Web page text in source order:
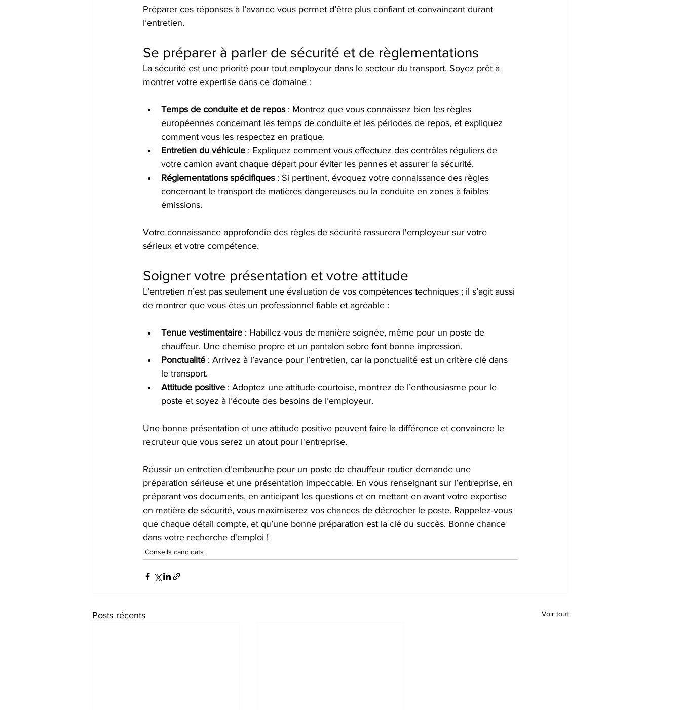
Préparer ces réponses à l’avance vous permet d’être plus confiant et convaincant durant
l’entretien.
Se préparer à parler de sécurité et de règlementations
La sécurité est une priorité pour tout employeur dans le secteur du transport. Soyez prêt à
montrer votre expertise dans ce domaine :
Temps de conduite et de repos : Montrez que vous connaissez bien les règles
européennes concernant les temps de conduite et les périodes de repos, et expliquez
comment vous les respectez en pratique.
Entretien du véhicule : Expliquez comment vous effectuez des contrôles réguliers de
votre camion avant chaque départ pour éviter les pannes et assurer la sécurité.
Réglementations spécifiques : Si pertinent, évoquez votre connaissance des règles
concernant le transport de matières dangereuses ou la conduite en zones à faibles
émissions.
Votre connaissance approfondie des règles de sécurité rassurera l'employeur sur votre
sérieux et votre compétence.
Soigner votre présentation et votre attitude
L’entretien n’est pas seulement une évaluation de vos compétences techniques ; il s’agit aussi
de montrer que vous êtes un professionnel fiable et agréable :
Tenue vestimentaire : Habillez-vous de manière soignée, même pour un poste de
chauffeur. Une chemise propre et un pantalon sobre font bonne impression.
Ponctualité : Arrivez à l’avance pour l’entretien, car la ponctualité est un critère clé dans
le transport.
Attitude positive : Adoptez une attitude courtoise, montrez de l’enthousiasme pour le
poste et soyez à l’écoute des besoins de l’employeur.
Une bonne présentation et une attitude positive peuvent faire la différence et convaincre le
recruteur que vous serez un atout pour l'entreprise.
Réussir un entretien d'embauche pour un poste de chauffeur routier demande une
préparation sérieuse et une présentation impeccable. En vous renseignant sur l’entreprise, en
préparant vos documents, en anticipant les questions et en mettant en avant votre expertise
en matière de sécurité, vous maximiserez vos chances de décrocher le poste. Rappelez-vous
que chaque détail compte, et qu’une bonne préparation est la clé du succès. Bonne chance
dans votre recherche d'emploi !
Conseils candidats
Posts récents Voir tout